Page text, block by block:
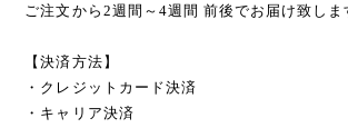
ご注文から2週間～4週間 前後でお届け致しま
【決済方法】
・クレジットカード決済
・キャリア決済